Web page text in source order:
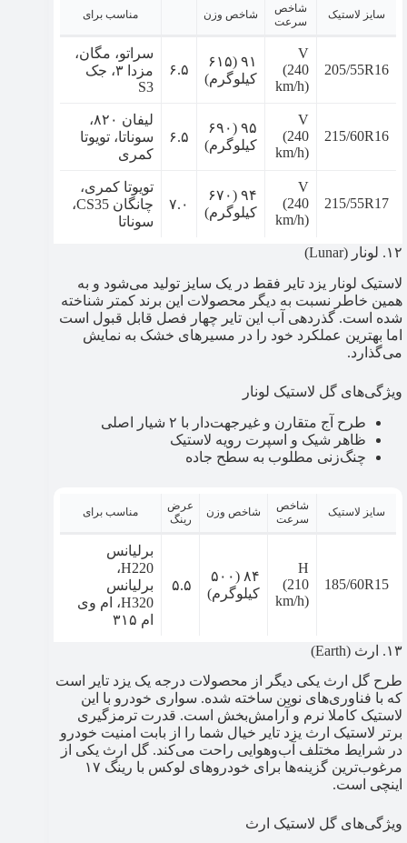
سایز لاستیک
شاخص
سرعت
شاخص وزن مناسب برای
205/55R16
V
(240
km/h)
۹۱ (۶۱۵
کیلوگرم)
۶.۵
سراتو، مگان،
مزدا ۳، جک
S3
215/60R16
V
(240
km/h)
۹۵ (۶۹۰
کیلوگرم)
۶.۵
لیفان ۸۲۰،
سوناتا، تویوتا
کمری
215/55R17
V
(240
km/h)
۹۴ (۶۷۰
کیلوگرم)
۷.۰
تویوتا کمری،
چانگان CS35،
سوناتا
۱۲. لونار (Lunar)
لاستیک لونار یزد تایر فقط در یک سایز تولید می‌شود و به
همین خاطر نسبت به دیگر محصولات این برند کمتر شناخته
شده است. گذردهی آب این تایر چهار فصل قابل قبول است
اما بهترین عملکرد خود را در مسیرهای خشک به نمایش
می‌گذارد.
ویژگی‌های گل لاستیک لونار
طرح آج متقارن و غیرجهت‌دار با ۲ شیار اصلی
ظاهر شیک و اسپرت رویه لاستیک
چنگ‌زنی مطلوب به سطح جاده
سایز لاستیک
شاخص
سرعت
شاخص وزن
عرض
رینگ
مناسب برای
185/60R15
H
(210
km/h)
۸۴ (۵۰۰
کیلوگرم)
۵.۵
برلیانس
H220،
برلیانس
H320، ام وی
ام ۳۱۵
۱۳. ارث (Earth)
طرح گل ارث یکی دیگر از محصولات درجه یک یزد تایر است
که با فناوری‌های نوین ساخته شده. سواری خودرو با این
لاستیک کاملا نرم و آرامش‌بخش است. قدرت ترمزگیری
برتر لاستیک ارث یزد تایر خیال شما را از بابت امنیت خودرو
در شرایط مختلف آب‌وهوایی راحت می‌کند. گل ارث یکی از
مرغوب‌ترین گزینه‌ها برای خودروهای لوکس با رینگ ۱۷
اینچی است.
ویژگی‌های گل لاستیک ارث